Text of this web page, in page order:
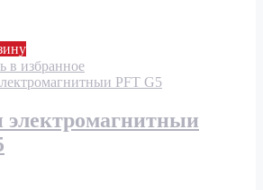
в избранное
электромагнитныи